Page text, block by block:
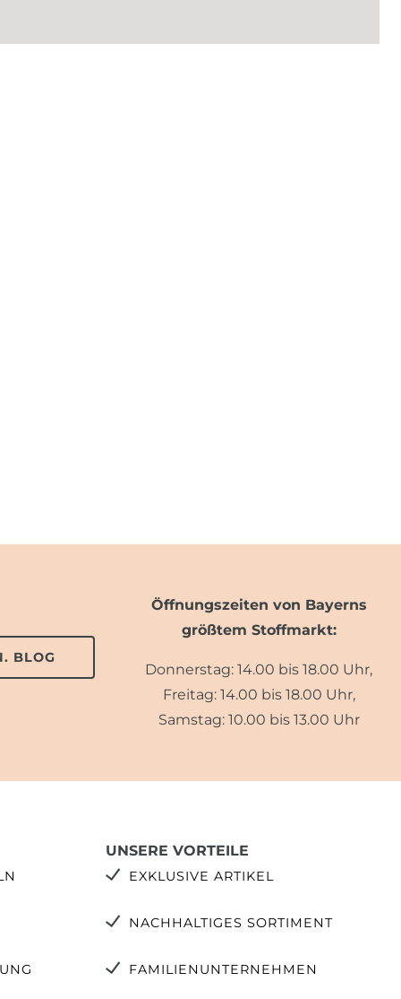
BLOG
Öffnungszeiten von Bayerns
größtem Stoffmarkt:
Donnerstag: 14.00 bis 18.00 Uhr,
Freitag: 14.00 bis 18.00 Uhr,
Samstag: 10.00 bis 13.00 Uhr
UNSERE VORTEILE
EXKLUSIVE ARTIKEL
NACHHALTIGES SORTIMENT
FAMILIENUNTERNEHMEN